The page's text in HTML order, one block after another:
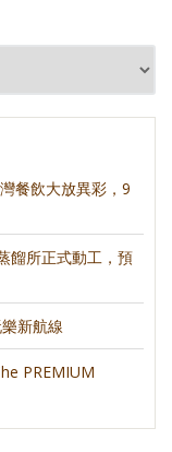
餐飲大放異彩，9
餾所正式動工，預
新航線
PREMIUM